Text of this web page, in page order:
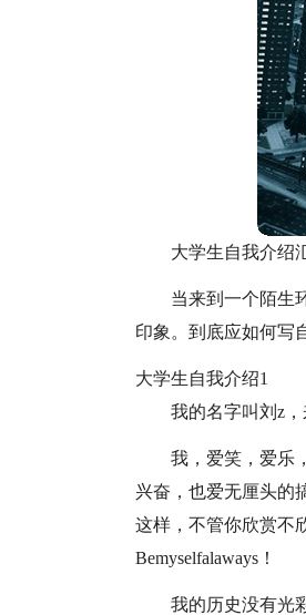
大学生自我介绍
当来到一个陌生
印象。到底应如何写
大学生自我介绍1
我的名字叫刘z
我，爱笑，爱乐
兴奋，也爱无厘头的
这样，不管你欣赏不
Bemyselfalaways！
我的历史没有光